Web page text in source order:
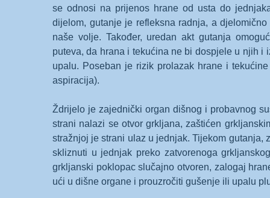
se odnosi na prijenos hrane od usta do
dijelom, gutanje je refleksna radnja, a
naše volje. Također, uredan akt gutanja
puteva, da hrana i tekućina ne bi dospjele u njih i
upalu. Poseban je rizik prolazak hrane i
aspiracija).
Ždrijelo je zajednički organ dišnog i probavnog
strani nalazi se otvor grkljana, zaštićen
stražnjoj je strani ulaz u jednjak. Tijekom gutanja,
skliznuti u jednjak preko zatvorenoga
grkljanski poklopac slučajno otvoren, zalogaj
ući u dišne organe i prouzročiti gušenje ili upalu